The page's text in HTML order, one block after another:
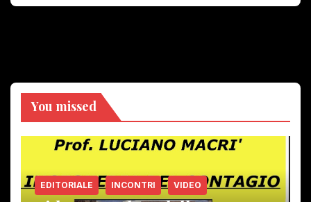
You missed
EDITORIALE INCONTRI VIDEO